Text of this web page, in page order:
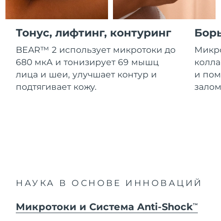
Тонус, лифтинг, контуринг
BEAR™ 2 использует микротоки до
680 мкА и тонизирует 69 мышц
лица и шеи, улучшает контур и
подтягивает кожу.
и
НАУКА В ОСНОВЕ ИННОВАЦИЙ
Микротоки и Система Anti-ShockTM
Косметика Для мужчин
Купить
Гибралтар
Ожидаемая дата доставки
Греция
Ожидаемая дата доставки
Гонконг (САР)
Ожидаемая дата доставки
8/13/26
Ирландия
Ожидаемая дата доставки
Ожидаемая дата доставки